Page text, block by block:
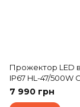
Прожектор LED
IP67 HL-47/500W
7 990 грн